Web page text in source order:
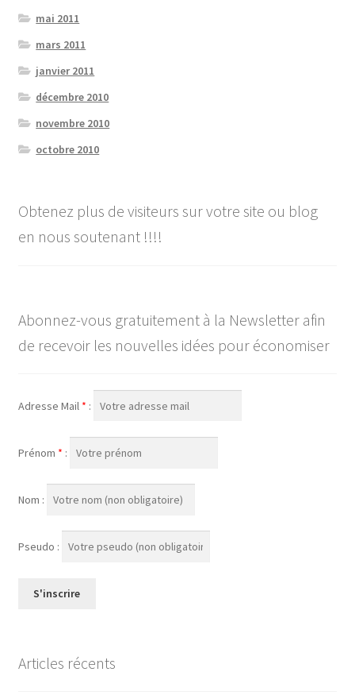
mai 2011
mars 2011
janvier 2011
décembre 2010
novembre 2010
octobre 2010
Obtenez plus de visiteurs sur votre site ou blog
en nous soutenant !!!!
Abonnez-vous gratuitement à la Newsletter afin
de recevoir les nouvelles idées pour économiser
Adresse Mail * :
Prénom * :
Nom :
Pseudo :
Articles récents